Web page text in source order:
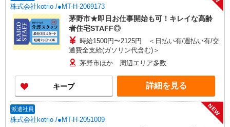
株式会社kotrio /●MT-H-2069173
茅野市★即日お仕事開始も可！キレイな高齢
者住宅STAFF◎
時給1500円〜2125円 ＜日払い有/週払い有/交
通費全支給(ガソリン代含む)＞
茅野市ほか 周辺エリア多数
キープ 詳細を見る
派遣社員
株式会社kotrio /●MT-H-2051009
NEW